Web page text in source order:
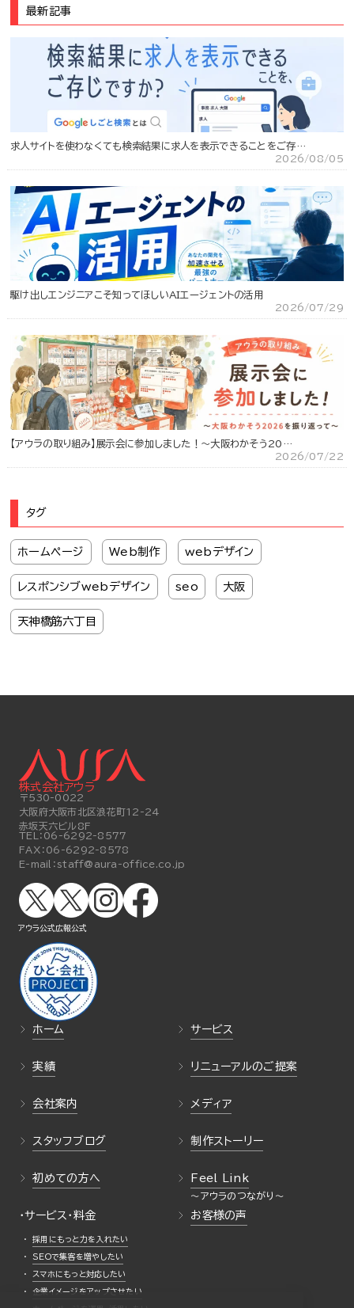
最新記事
求人サイトを使わなくても検索結果に求人を表示できることをご存…
2026/08/05
駆け出しエンジニアこそ知ってほしいAIエージェントの活用
2026/07/29
【アウラの取り組み】展示会に参加しました！～大阪わかそう20…
2026/07/22
タグ
ホームページ Web制作 webデザイン
レスポンシブwebデザイン seo 大阪
天神橋筋六丁目
ホーム サービス
実績 リニューアルのご提案
会社案内 メディア
スタッフブログ 制作ストーリー
初めての方へ Feel Link
・サービス・料金
採用にもっと力を入れたい
SEOで集客を増やしたい
スマホにもっと対応したい
企業イメージをアップさせたい
お客様の声
株式会社アウラ
〒530-0022
大阪府大阪市北区浪花町12-24
赤坂天六ビル8F
TEL： 06-6292-8577
FAX： 06-6292-8578
E-mail： staff@aura-office.co.jp
アウラ公式 広報公式